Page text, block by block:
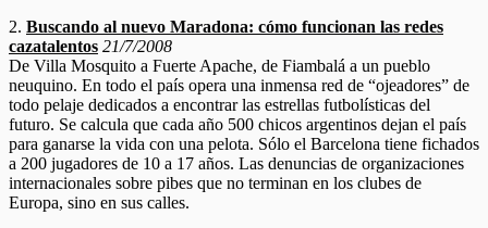
2. Buscando al nuevo Maradona: cómo funcionan las redes
cazatalentos 21/7/2008
De Villa Mosquito a Fuerte Apache, de Fiambalá a un pueblo
neuquino. En todo el país opera una inmensa red de “ojeadores” de
todo pelaje dedicados a encontrar las estrellas futbolísticas del
futuro. Se calcula que cada año 500 chicos argentinos dejan el país
para ganarse la vida con una pelota. Sólo el Barcelona tiene fichados
a 200 jugadores de 10 a 17 años. Las denuncias de organizaciones
internacionales sobre pibes que no terminan en los clubes de
Europa, sino en sus calles.